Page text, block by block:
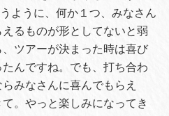
ように、何か１つ、みなさん
るものが形としてないと弱
ツアーが決まった時は喜び
んですね。でも、打ち合わ
みなさんに喜んでもらえ
。やっと楽しみになってき